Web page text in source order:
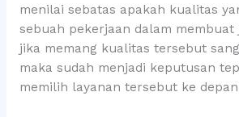
menilai sebatas apakah kualitas
sebuah pekerjaan dalam membuat
jika memang kualitas tersebut
maka sudah menjadi keputusan
memilih layanan tersebut ke